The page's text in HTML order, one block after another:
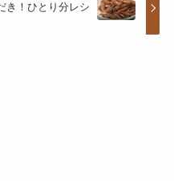
き！ひとり分レシ